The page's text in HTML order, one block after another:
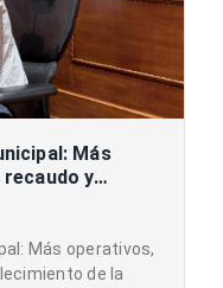
Más
y
segura
Más operativos,
de la